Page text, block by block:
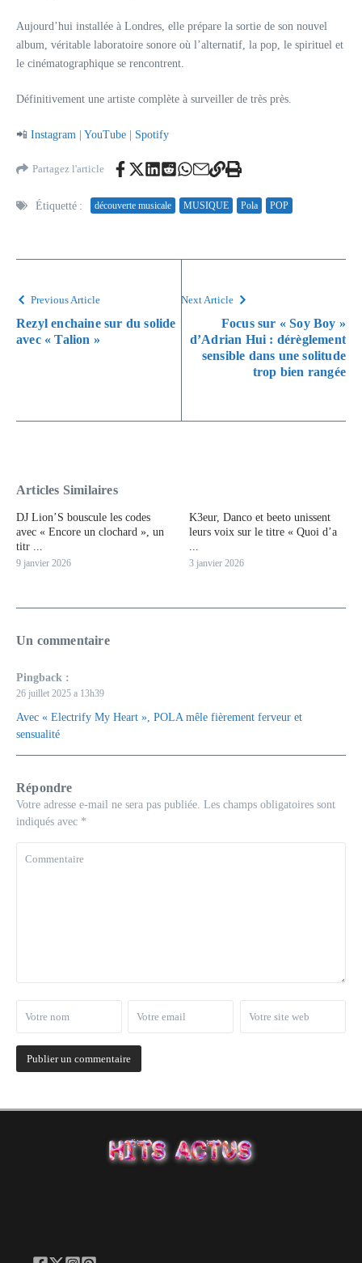
Aujourd’hui installée à Londres, elle prépare la sortie de son nouvel
album, véritable laboratoire sonore où l’alternatif, la pop, le spirituel et
le cinématographique se rencontrent.
Définitivement une artiste complète à surveiller de très près.
📲 Instagram | YouTube | Spotify
Partagez l'article
Étiquetté : découverte musicale MUSIQUE Pola POP
Previous Article
Rezyl enchaine sur du solide
avec « Talion »
Next Article
Focus sur « Soy Boy »
d’Adrian Hui : dérèglement
sensible dans une solitude
trop bien rangée
Articles Similaires
DJ Lion’S bouscule les codes
avec « Encore un clochard », un
titr ...
9 janvier 2026
K3eur, Danco et beeto unissent
leurs voix sur le titre « Quoi d’a
3 janvier 2026
Un commentaire
Pingback :
26 juillet 2025 a 13h39
Avec « Electrify My Heart », POLA mêle fièrement ferveur et
sensualité
Répondre
Votre adresse e-mail ne sera pas publiée. Les champs obligatoires sont
indiqués avec *